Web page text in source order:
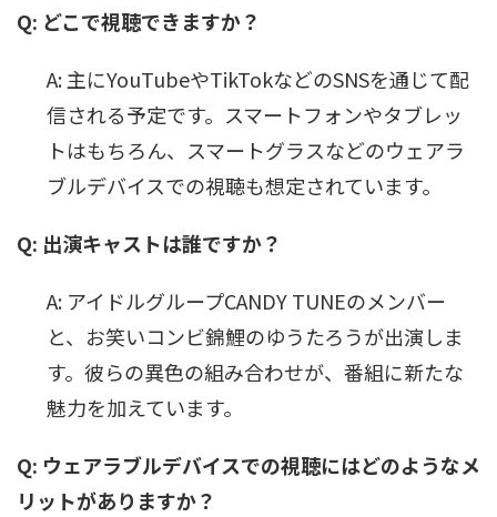
Q: どこで視聴できますか？
A: 主にYouTubeやTikTokなどのSNSを通じて配
信される予定です。スマートフォンやタブレッ
トはもちろん、スマートグラスなどのウェアラ
ブルデバイスでの視聴も想定されています。
Q: 出演キャストは誰ですか？
A: アイドルグループCANDY TUNEのメンバー
と、お笑いコンビ錦鯉のゆうたろうが出演しま
す。彼らの異色の組み合わせが、番組に新たな
魅力を加えています。
Q: ウェアラブルデバイスでの視聴にはどのようなメ
リットがありますか？